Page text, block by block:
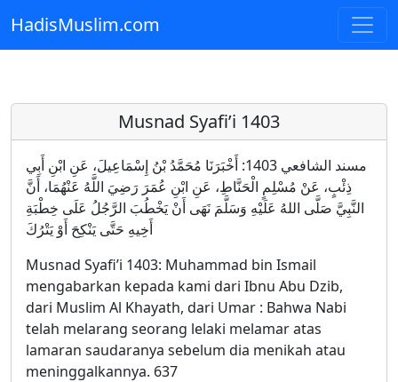
Skip to main content
HadisMuslim.com
Musnad Syafi’i 1403
مسند الشافعي 1403: أَخْبَرَنَا مُحَمَّدُ بْنُ إِسْمَاعِيلَ، عَنِ ابْنِ أَبِي
ذِئْبٍ، عَنْ مُسْلِمٍ الْحَنَّاطِ، عَنِ ابْنِ عُمَرَ رَضِيَ اللَّهُ عَنْهُمَا، أَنَّ
النَّبِيَّ صَلَّى اللهُ عَلَيْهِ وَسَلَّمَ نَهَى أَنْ يَخْطُبَ الرَّجُلُ عَلَى خِطْبَةِ
أَخِيهِ حَتَّى يَنْكِحَ أَوْ يَتْرُكَ
Musnad Syafi’i 1403: Muhammad bin Ismail
mengabarkan kepada kami dari Ibnu Abu Dzib,
dari Muslim Al Khayath, dari Umar : Bahwa Nabi
telah melarang seorang lelaki melamar atas
lamaran saudaranya sebelum dia menikah atau
meninggalkannya. 637